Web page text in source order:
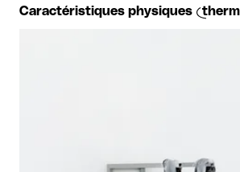
Caractéristiques physiques